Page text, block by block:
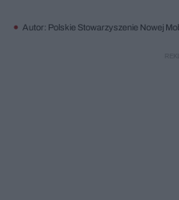
Autor: Polskie Stowarzyszenie Nowej